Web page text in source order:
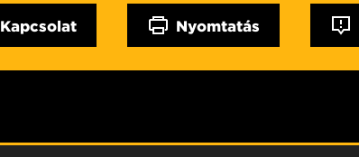
Kapcsolat Nyomtatás